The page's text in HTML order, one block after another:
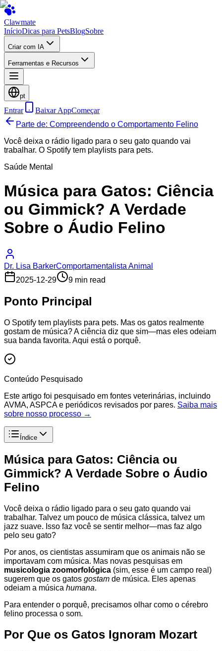
Clawmate
InícioDicas para PetsBlogSobre
Criar com IA
Ferramentas e Recursos
pt
Entrar Baixar AppComeçar
Parte de: Compreendendo o Comportamento Felino
Você deixa o rádio ligado para o seu gato quando vai
trabalhar. O Spotify tem playlists para pets.
Saúde Mental
Música para Gatos: Ciência
ou Gimmick? A Verdade
Sobre o Áudio Felino
Dr. Lisa BarkerComportamentalista Animal
2025-12-29
9 min read
Ponto Principal
O Spotify tem playlists para pets. Mas os gatos realmente
gostam de música? A ciência diz que sim—mas eles odeiam
sua banda favorita. Aqui está o porquê.
Conteúdo Pesquisado
Este artigo foi pesquisado em fontes veterinárias, incluindo
AVMA, ASPCA e periódicos revisados por pares. Saiba mais
sobre nosso processo →
Índice
Música para Gatos: Ciência ou
Gimmick? A Verdade Sobre o Áudio
Felino
Você deixa o rádio ligado para o seu gato quando vai
trabalhar. Talvez um pouco de música clássica, talvez um
jazz suave. Isso faz você se sentir melhor—mas faz algo
pelo seu gato?
Por anos, os cientistas assumiram que os animais não se
importavam com música. Mas novas pesquisas em
musicologia zoomorfológica (sim, esse é um campo real)
sugerem que os gatos gostam de música. Eles apenas
odeiam a música humana.
Para entender o porquê, precisamos olhar como o cérebro
felino processa o som.
Por Que os Gatos Ignoram Mozart